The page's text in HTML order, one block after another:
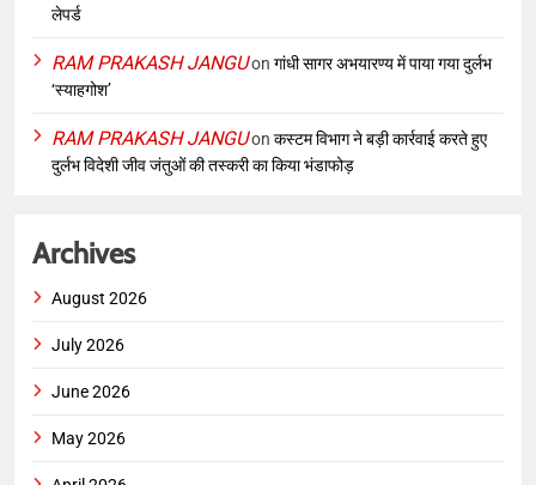
लेपर्ड
RAM PRAKASH JANGUon गांधी सागर अभयारण्य में पाया गया दुर्लभ
‘स्याहगोश’
RAM PRAKASH JANGUon कस्टम विभाग ने बड़ी कार्रवाई करते हुए
दुर्लभ विदेशी जीव जंतुओं की तस्करी का किया भंडाफोड़
Archives
August 2026
July 2026
June 2026
May 2026